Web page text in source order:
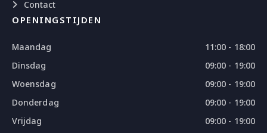
Contact
OPENINGSTIJDEN
Maandag
11:00 - 18:00
Dinsdag
09:00 - 19:00
Woensdag
09:00 - 19:00
Donderdag
09:00 - 19:00
Vrijdag
09:00 - 19:00